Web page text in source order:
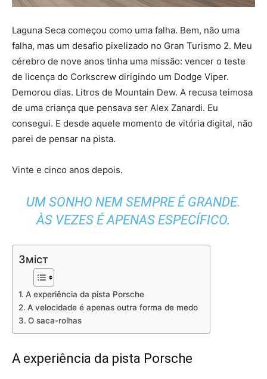
Laguna Seca começou como uma falha. Bem, não uma
falha, mas um desafio pixelizado no Gran Turismo 2. Meu
cérebro de nove anos tinha uma missão: vencer o teste
de licença do Corkscrew dirigindo um Dodge Viper.
Demorou dias. Litros de Mountain Dew. A recusa teimosa
de uma criança que pensava ser Alex Zanardi. Eu
consegui. E desde aquele momento de vitória digital, não
parei de pensar na pista.
Vinte e cinco anos depois.
UM SONHO NEM SEMPRE É GRANDE.
ÀS VEZES É APENAS ESPECÍFICO.
Зміст
A experiência da pista Porsche
A velocidade é apenas outra forma de medo
O saca-rolhas
A experiência da pista Porsche